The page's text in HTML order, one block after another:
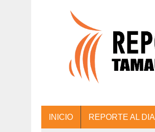
INICIO REPORTE AL DIA